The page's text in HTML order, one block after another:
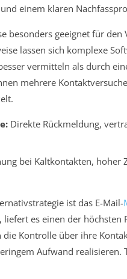
einem klaren
besonders geeignet für
lassen sich komplexe
vermitteln als durch
mehrere
Direkte Rückmeldung,
bei Kaltkontakten, hoher
ist das E-Mail-
liefert es einen der
Kontrolle über ihre
Aufwand realisieren.